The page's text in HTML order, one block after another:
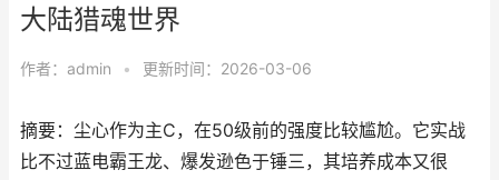
大陆猎魂世界
作者： admin • 更新时间：2026-03-06
摘要：尘心作为主C，在50级前的强度比较尴尬。它实战
比不过蓝电霸王龙、爆发逊色于锤三，其培养成本又很